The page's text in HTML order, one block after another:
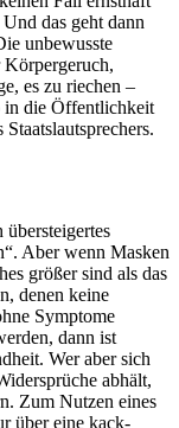
das geht dann
unbewusste
Körpergeruch,
es zu riechen –
in die Öffentlichkeit
übersteigertes
Aber wenn Masken
größer sind als das
denen keine
Symptome
dann ist
Wer aber sich
abhält,
Zum Nutzen eines
über eine kack-